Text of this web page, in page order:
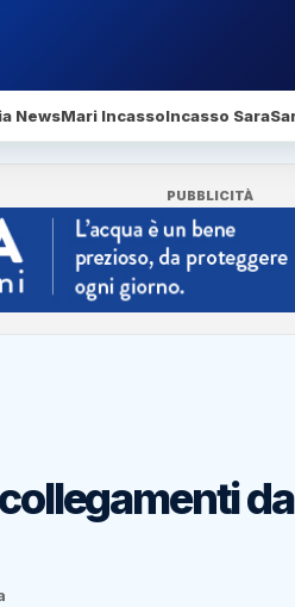
NewsMari IncassoIncasso Sara
PUBBLICITÀ